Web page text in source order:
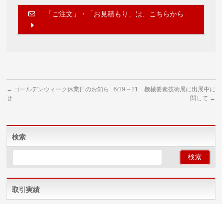
「ご注文」・「お見積もり」は、こちらから
← ゴールデンウィーク休業日のお知ら
せ
6/19～21 機械要素技術展に出展中に
関して →
検索
取引実績